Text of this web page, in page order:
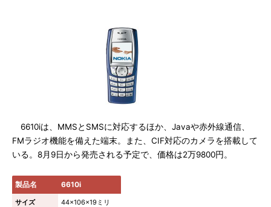
6610iは、MMSとSMSに対応するほか、Javaや赤外線通信、
FMラジオ機能を備えた端末。また、CIF対応のカメラを搭載して
いる。8月9日から発売される予定で、価格は2万9800円。
製品名 6610i
サイズ
44×106×19ミリ